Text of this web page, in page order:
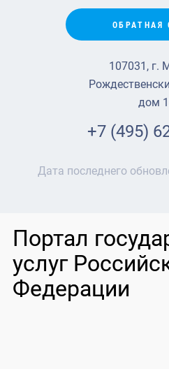
ОБРАТНАЯ
107031, г.
дом
+7 (495)
Дата последнего
Портал
услуг
Федерации